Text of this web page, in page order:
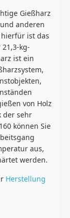
Gießharz
anderen
hierfür ist das
kg-
ist ein
von Holz
der sehr
können Sie
aus,
werden.
Herstellung